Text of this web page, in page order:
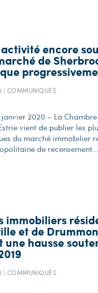
encore
de
| COMMUNIQUÉS
2020 – La Chambre
vient de publier les
du marché immobilier
de recensement...
immobiliers
et de
hausse
| COMMUNIQUÉS